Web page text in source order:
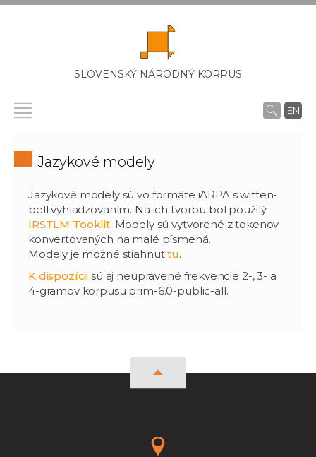
SLOVENSKÝ NÁRODNÝ KORPUS
EN
Jazykové modely
Jazykové modely sú vo formáte iARPA s witten-
bell vyhladzovaním. Na ich tvorbu bol použitý
IRSTLM Tooklit. Modely sú vytvorené z tokenov
konvertovaných na malé písmená.
Modely je možné stiahnuťtu.
K dispozícii sú aj neupravené frekvencie 2-, 3- a
4-gramov korpusu prim-6.0-public-all.